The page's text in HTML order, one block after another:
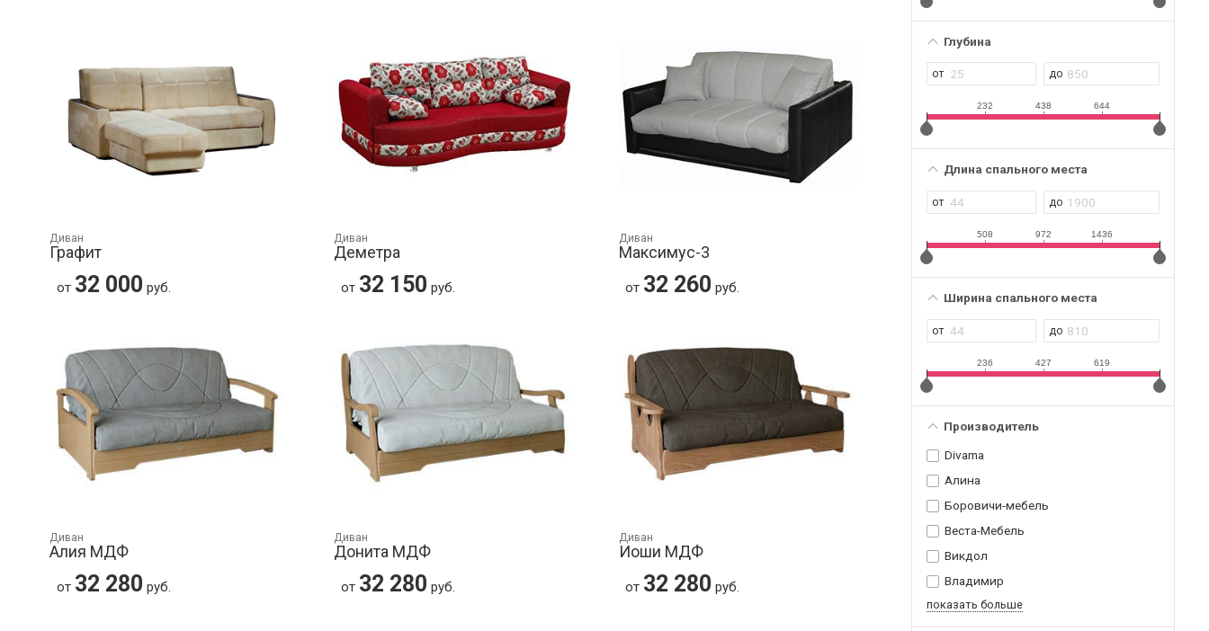
Глубина
232 438 644
Длина спального места
508 972 1436
Ширина спального места
236 427 619
Производитель
Divama
Алина
Боровичи-мебель
Веста-Мебель
Викдол
Владимир
показать больше
Диван
Графит
от 32 000 руб.
Диван
Деметра
от 32 150 руб.
Диван
Максимус-3
от 32 260 руб.
Диван
Алия МДФ
от 32 280 руб.
Диван
Донита МДФ
от 32 280 руб.
Диван
Иоши МДФ
от 32 280 руб.